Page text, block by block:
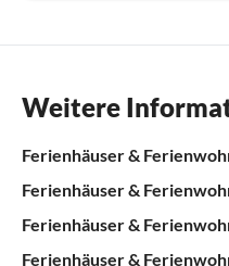
Weitere
Ferienhäuser &
Ferienhäuser &
Ferienhäuser &
Ferienhäuser &